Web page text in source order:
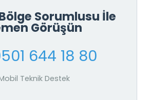
Sorumlusu İle
Görüşün
644 18 80
Teknik Destek